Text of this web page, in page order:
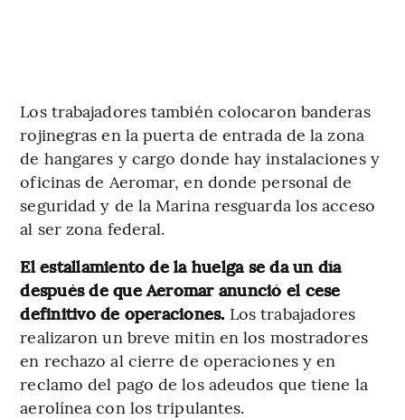
Los trabajadores también colocaron banderas
rojinegras en la puerta de entrada de la zona
de hangares y cargo donde hay instalaciones y
oficinas de Aeromar, en donde personal de
seguridad y de la Marina resguarda los acceso
al ser zona federal.
El estallamiento de la huelga se da un día
después de que Aeromar anunció el cese
definitivo de operaciones. Los trabajadores
realizaron un breve mitin en los mostradores
en rechazo al cierre de operaciones y en
reclamo del pago de los adeudos que tiene la
aerolínea con los tripulantes.